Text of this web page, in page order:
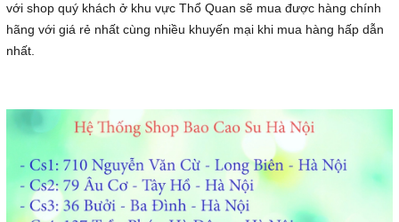
với shop quý khách ở khu vực Thổ Quan sẽ mua được hàng chính
hãng với giá rẻ nhất cùng nhiều khuyến mại khi mua hàng hấp dẫn
nhất.